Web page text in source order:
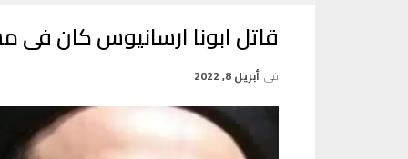
قاتل ابونا ارسانيوس كان
في أبريل 8, 2022